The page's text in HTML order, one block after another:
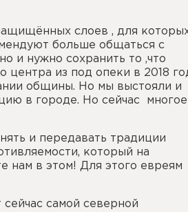
слоев , для
больше общаться с
и нужно сохранить то ,что
центра из под опеки в 2018
общины. Но мы выстояли и
в городе. Но сейчас многое
и передавать традиции
который на
нам в этом! Для этого евреям
самой северной